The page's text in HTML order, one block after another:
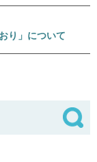
り」について